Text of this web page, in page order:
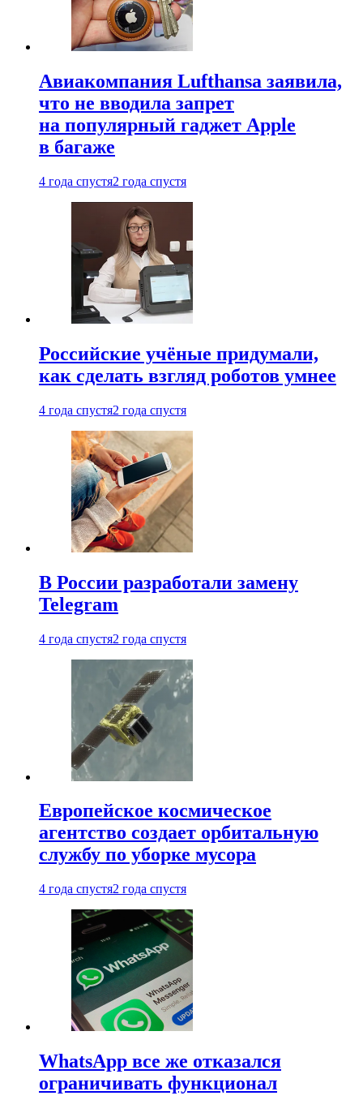
Авиакомпания Lufthansa заявила,
что не вводила запрет
на популярный гаджет Apple
в багаже
4 года спустя2 года спустя
Российские учёные придумали,
как сделать взгляд роботов умнее
4 года спустя2 года спустя
В России разработали замену
Telegram
4 года спустя2 года спустя
Европейское космическое
агентство создает орбитальную
службу по уборке мусора
4 года спустя2 года спустя
WhatsApp все же отказался
ограничивать функционал